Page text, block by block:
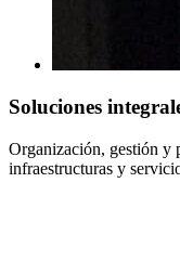
Soluciones
Organización, gestión y
infraestructuras y